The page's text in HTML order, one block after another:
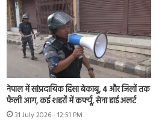
नेपाल में सांप्रदायिक हिंसा बेकाबू, 4 और जिलों तक
फैली आग, कई शहरों में कर्फ्यू, सेना हाई अलर्ट
31 July 2026 - 12:51 PM